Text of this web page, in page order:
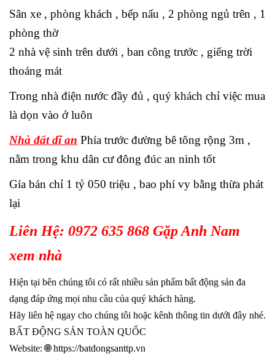
Sân xe , phòng khách , bếp nấu , 2 phòng ngủ trên , 1
phòng thờ
2 nhà vệ sinh trên dưới , ban công trước , giếng trời
thoáng mát
Trong nhà điện nước đầy đủ , quý khách chỉ việc mua
là dọn vào ở luôn
Nhà đất dĩ an Phía trước đường bê tông rộng 3m ,
nằm trong khu dân cư đông đúc an ninh tốt
Gía bán chỉ 1 tỷ 050 triệu , bao phí vy bằng thừa phát
lại
Liên Hệ: 0972 635 868 Gặp Anh Nam
xem nhà
Hiện tại bên chúng tôi có rất nhiều sản phẩm bất động sản đa
dạng đáp ứng mọi nhu cầu của quý khách hàng.
Hãy liên hệ ngay cho chúng tôi hoặc kênh thông tin dưới đây nhé.
BẤT ĐỘNG SẢN TOÀN QUỐC
Website: 🌐 https://batdongsanttp.vn